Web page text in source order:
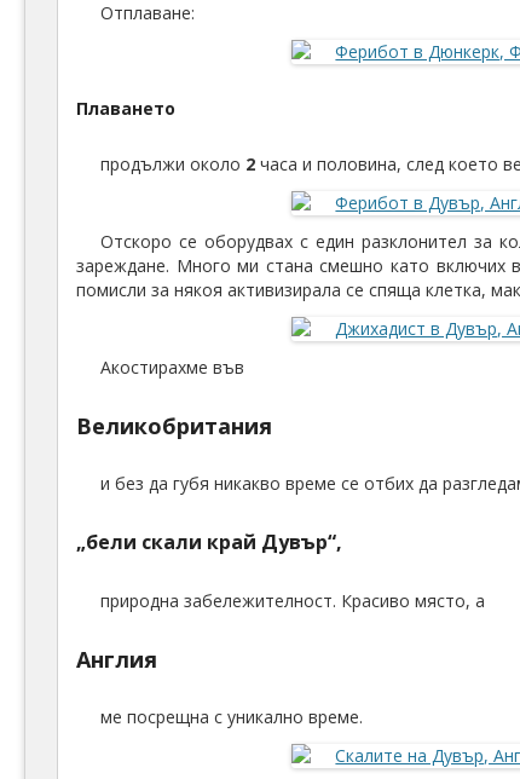
Отплаване:
Плаването
продължи около 2 часа и половина, след което
Отскоро се оборудвах с един разклонител за
зареждане. Много ми стана смешно като включих
помисли за някоя активизирала се спяща клетка,
Акостирахме във
Великобритания
и без да губя никакво време се отбих да
„бели скали край Дувър“,
природна забележителност. Красиво място, а
Англия
ме посрещна с уникално време.